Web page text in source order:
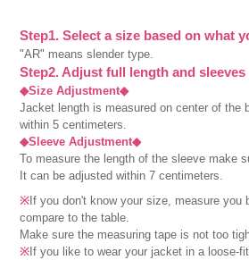
Step1. Select a size based on what
"AR" means slender type.
Step2. Adjust full length and sleeves
◆Size Adjustment◆
Jacket length is measured on center of the
within 5 centimeters.
◆Sleeve Adjustment◆
To measure the length of the sleeve make
It can be adjusted within 7 centimeters.
※ If you don't know your size, measure you
compare to the table.
Make sure the measuring tape is not too
※ If you like to wear your jacket in a loose-